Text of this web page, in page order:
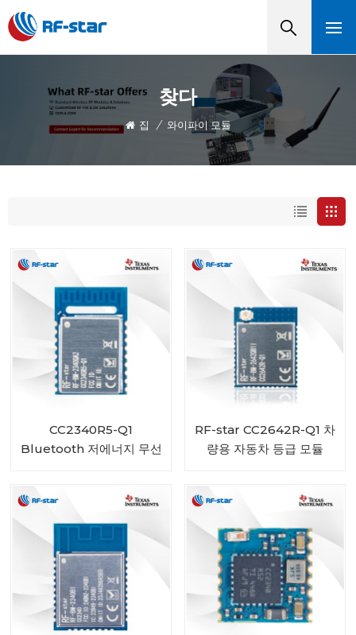
찾다
집 / 와이파이 모듈
CC2340R5-Q1
Bluetooth 저에너지 무선
RF-star CC2642R-Q1 차
량용 자동차 등급 모듈